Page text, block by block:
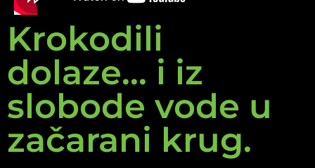
Krokodili
dolaze... i iz
slobode vode u
začarani krug.